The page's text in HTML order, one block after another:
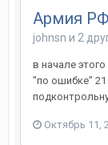
Армия
johnsn и 2
в начале
"по ошибке"
Октябрь 11,